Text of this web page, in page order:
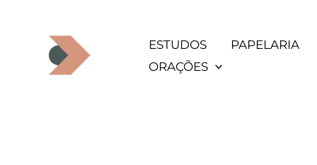
ESTUDOS
PAPELARIA
ORAÇÕES